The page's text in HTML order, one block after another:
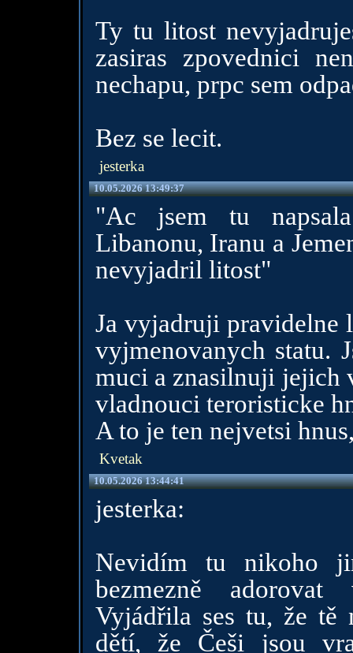
Ty tu litost
zasiras zpovednici
nechapu, prpc sem
Bez se lecit.
jesterka
10.05.2026 13:49:37
"Ac jsem tu
Libanonu, Iranu a
nevyjadril litost"
Ja vyjadruji pravidelne
vyjmenovanych statu.
muci a znasilnuji jejich
vladnouci teroristicke
A to je ten nejvetsi
Kvetak
10.05.2026 13:44:41
jesterka:
Nevidím tu nikoho
bezmezně
Vyjádřila ses tu, že tě
dětí, že Češi jsou